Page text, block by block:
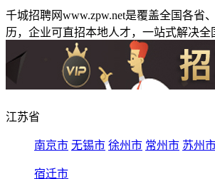
千城招聘网www.zpw.net是覆盖全国各省
历，企业可直招本地人才，一站式解决
江苏省
南京市 无锡市 徐州市 常州市 苏州
宿迁市